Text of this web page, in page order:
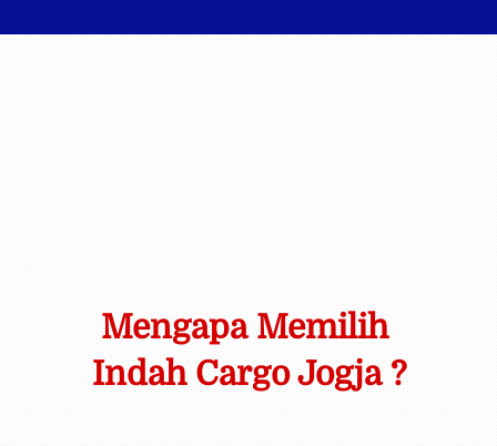
Mengapa Memilih
Indah Cargo Jogja ?